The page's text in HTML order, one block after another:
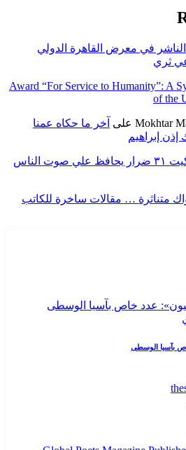
الناشر في معرض القاهرة الدولي
ثري
Award “For Service to Humanity”: A
of the
Mokhtar على آخر ما حكاه عمنا
إبراهيم
كلاكيت ٣١ ضرار يحافظ علي صوت الناس
متناثرة … مقالات ساخرة للكاتب
بآسيا الوسطى